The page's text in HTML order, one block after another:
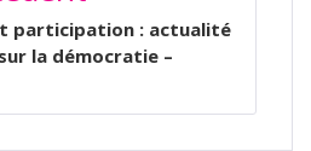
participation : actualité
la démocratie –